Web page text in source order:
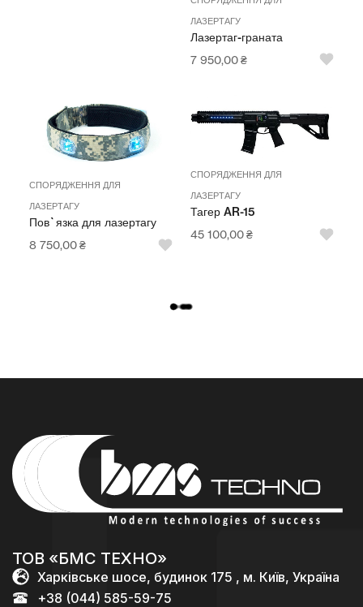
ЛАЗЕРТАГУ
Лазертаг-граната
7 950,00₴
СПОРЯДЖЕННЯ ДЛЯ
ЛАЗЕРТАГУ
Пов`язка для лазертагу
8 750,00₴
СПОРЯДЖЕННЯ ДЛЯ
ЛАЗЕРТАГУ
Тагер AR-15
45 100,00₴
L
ТОВ «БМС ТЕХНО»
Харківське шосе, будинок 175 , м. Київ, Україна
+38 (044) 585-59-75